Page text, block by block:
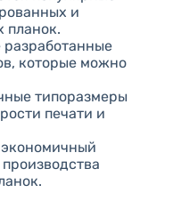
и
планок.
разработанные
которые можно
типоразмеры
печати и